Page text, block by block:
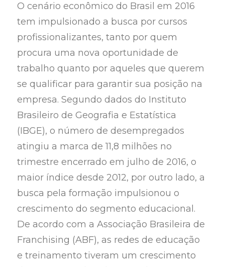
O cenário econômico do Brasil em 2016
tem impulsionado a busca por cursos
profissionalizantes, tanto por quem
procura uma nova oportunidade de
trabalho quanto por aqueles que querem
se qualificar para garantir sua posição na
empresa. Segundo dados do Instituto
Brasileiro de Geografia e Estatística
(IBGE), o número de desempregados
atingiu a marca de 11,8 milhões no
trimestre encerrado em julho de 2016, o
maior índice desde 2012, por outro lado, a
busca pela formação impulsionou o
crescimento do segmento educacional.
De acordo com a Associação Brasileira de
Franchising (ABF), as redes de educação
e treinamento tiveram um crescimento